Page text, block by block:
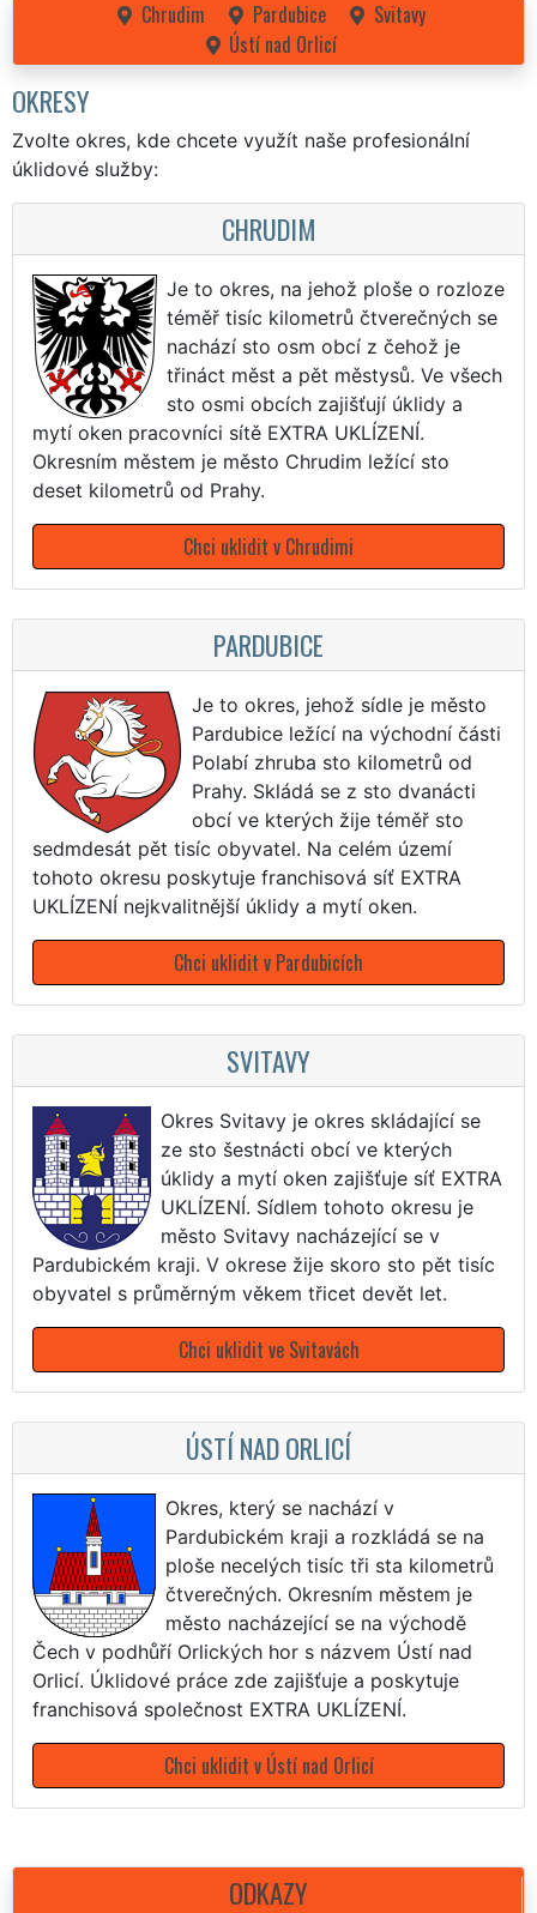
Chrudim Pardubice
Svitavy
Ústí nad Orlicí
OKRESY
Zvolte okres, kde chcete využít naše profesionální
úklidové služby:
CHRUDIM
Je to okres, na jehož ploše o rozloze
téměř tisíc kilometrů čtverečných se
nachází sto osm obcí z čehož je
třináct měst a pět městysů. Ve všech
sto osmi obcích zajišťují úklidy a
mytí oken pracovníci sítě EXTRA UKLÍZENÍ.
Okresním městem je město Chrudim ležící sto
deset kilometrů od Prahy.
Chci uklidit v Chrudimi
PARDUBICE
Je to okres, jehož sídle je město
Pardubice ležící na východní části
Polabí zhruba sto kilometrů od
Prahy. Skládá se z sto dvanácti
obcí ve kterých žije téměř sto
sedmdesát pět tisíc obyvatel. Na celém území
tohoto okresu poskytuje franchisová síť EXTRA
UKLÍZENÍ nejkvalitnější úklidy a mytí oken.
Chci uklidit v Pardubicích
SVITAVY
Okres Svitavy je okres skládající se
ze sto šestnácti obcí ve kterých
úklidy a mytí oken zajišťuje síť EXTRA
UKLÍZENÍ. Sídlem tohoto okresu je
město Svitavy nacházející se v
Pardubickém kraji. V okrese žije skoro sto pět tisíc
obyvatel s průměrným věkem třicet devět let.
Chci uklidit ve Svitavách
ÚSTÍ NAD ORLICÍ
Okres, který se nachází v
Pardubickém kraji a rozkládá se na
ploše necelých tisíc tři sta kilometrů
čtverečných. Okresním městem je
město nacházející se na východě
Čech v podhůří Orlických hor s názvem Ústí nad
Orlicí. Úklidové práce zde zajišťuje a poskytuje
franchisová společnost EXTRA UKLÍZENÍ.
Chci uklidit v Ústí nad Orlicí
ODKAZY